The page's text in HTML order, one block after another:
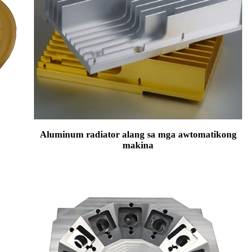
Aluminum radiator alang sa mga awtomatikong
makina